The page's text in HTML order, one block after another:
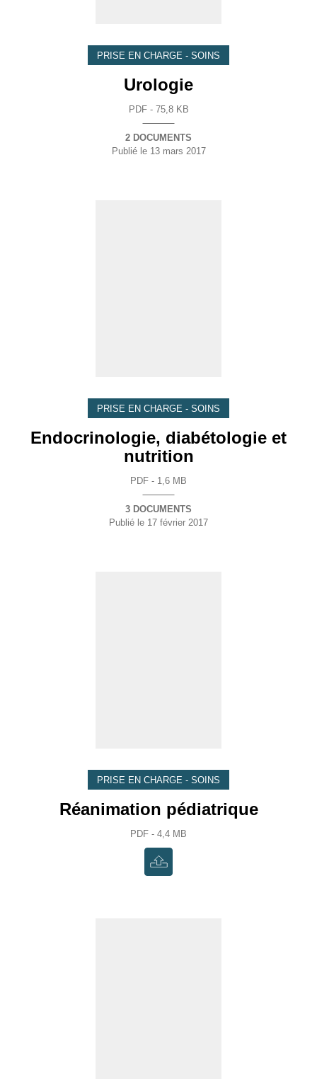
PRISE EN CHARGE - SOINS
Urologie
PDF - 75,8 KB
2 DOCUMENTS
Publié le13 mars 2017
PRISE EN CHARGE - SOINS
Endocrinologie, diabétologie et
nutrition
PDF - 1,6 MB
3 DOCUMENTS
Publié le 17 février 2017
PRISE EN CHARGE - SOINS
Réanimation pédiatrique
PDF - 4,4 MB